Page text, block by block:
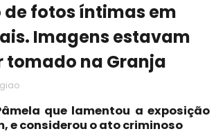
de fotos íntimas em
Imagens estavam
tomado na Granja
que lamentou a exposição
e considerou o ato criminoso